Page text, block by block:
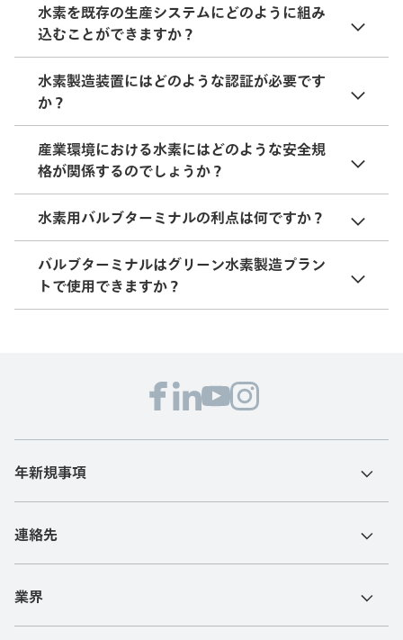
水素を既存の生産システムにどのように組み
込むことができますか？
水素製造装置にはどのような認証が必要です
か？
産業環境における水素にはどのような安全規
格が関係するのでしょうか？
水素用バルブターミナルの利点は何ですか？
バルブターミナルはグリーン水素製造プラン
トで使用できますか？
年新規事項
連絡先
業界